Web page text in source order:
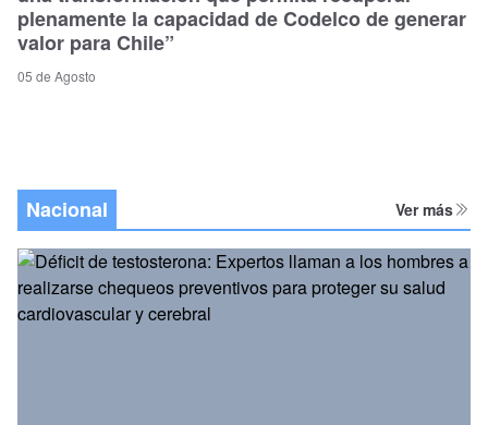
plenamente la capacidad de Codelco de generar
valor para Chile”
05 de Agosto
Nacional Ver más